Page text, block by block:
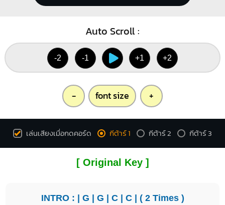
Auto Scroll :
-2 -1 +1 +2
- font size +
เล่นเสียงเมื่อกดคอร์ด กีต้าร์ 1 กีต้าร์ 2 กีต้าร์ 3
[ Original Key ]
INTRO : | G | G | C| C| ( 2 Times )